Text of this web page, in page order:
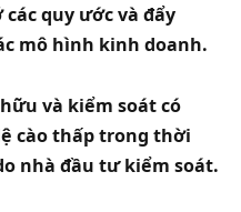
quy ước và đẩy
mô hình kinh doanh.
và kiểm soát có
cào thấp trong thời